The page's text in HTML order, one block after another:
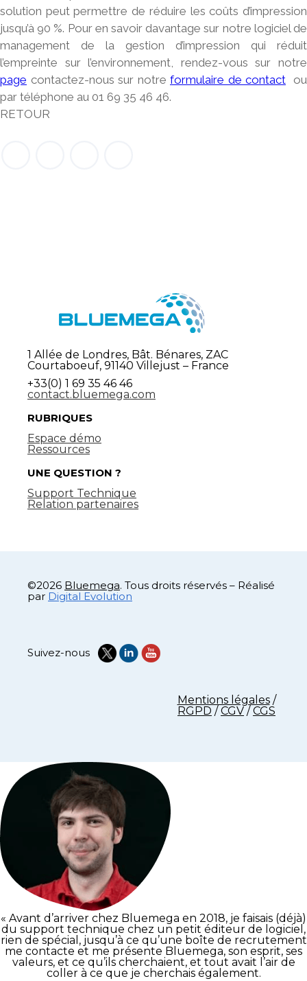
solution peut permettre de réduire les coûts d’impression
jusqu’à 90 %. Pour en savoir davantage sur notre logiciel de
management de la gestion d’impression qui réduit
l’empreinte sur l’environnement, rendez-vous sur notre
page contactez-nous sur notre formulaire de contact ou
par téléphone au 01 69 35 46 46.
RETOUR
1 Allée de Londres, Bât. Bénares, ZAC
Courtaboeuf, 91140 Villejust – France
+33(0) 1 69 35 46 46
contact.bluemega.com
RUBRIQUES
Espace démo
Ressources
UNE QUESTION ?
Support Technique
Relation partenaires
©2026 Bluemega. Tous droits réservés – Réalisé
par Digital Evolution
Suivez-nous
Mentions légales/
RGPD /CGV /CGS
« Avant d’arriver chez Bluemega en 2018, je faisais (déjà)
du support technique chez un petit éditeur de logiciel,
rien de spécial, jusqu’à ce qu’une boîte de recrutement
me contacte et me présente Bluemega, son esprit, ses
valeurs, et ce qu’ils cherchaient, et tout avait l’air de
coller à ce que je cherchais également.